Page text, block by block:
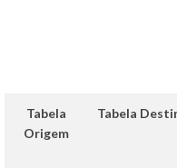
Tabela
Origem
Tabela